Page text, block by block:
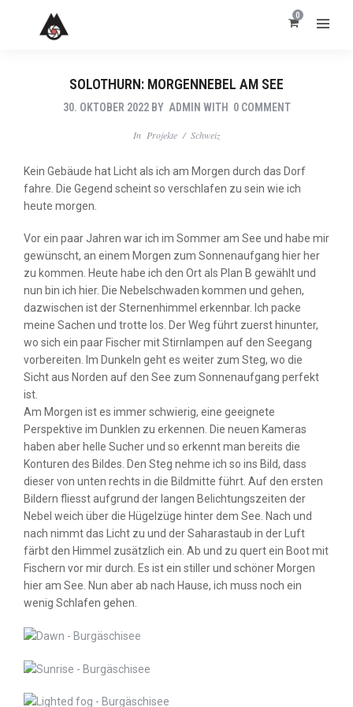
0
SOLOTHURN: MORGENNEBEL AM SEE
30. OKTOBER 2022 BY ADMIN WITH 0 COMMENT
In Projekte/ Schweiz
Kein Gebäude hat Licht als ich am Morgen durch das Dorf
fahre. Die Gegend scheint so verschlafen zu sein wie ich
heute morgen.
Vor ein paar Jahren war ich im Sommer am See und habe mir
gewünscht, an einem Morgen zum Sonnenaufgang hier her
zu kommen. Heute habe ich den Ort als Plan B gewählt und
nun bin ich hier. Die Nebelschwaden kommen und gehen,
dazwischen ist der Sternenhimmel erkennbar. Ich packe
meine Sachen und trotte los. Der Weg führt zuerst hinunter,
wo sich ein paar Fischer mit Stirnlampen auf den Seegang
vorbereiten. Im Dunkeln geht es weiter zum Steg, wo die
Sicht aus Norden auf den See zum Sonnenaufgang perfekt
ist.
Am Morgen ist es immer schwierig, eine geeignete
Perspektive im Dunklen zu erkennen. Die neuen Kameras
haben aber helle Sucher und so erkennt man bereits die
Konturen des Bildes. Den Steg nehme ich so ins Bild, dass
dieser von unten rechts in die Bildmitte führt. Auf den ersten
Bildern fliesst aufgrund der langen Belichtungszeiten der
Nebel weich über die Hügelzüge hinter dem See. Nach und
nach nimmt das Licht zu und der Saharastaub in der Luft
färbt den Himmel zusätzlich ein. Ab und zu quert ein Boot mit
Fischern vor mir durch. Es ist ein stiller und schöner Morgen
hier am See. Nun aber ab nach Hause, ich muss noch ein
wenig Schlafen gehen.